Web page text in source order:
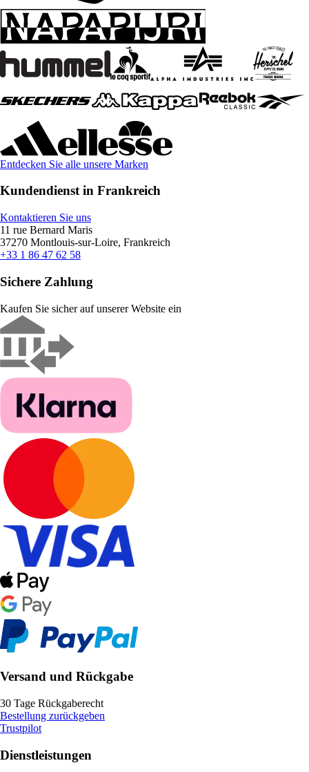
Entdecken Sie alle unsere Marken
Kundendienst in Frankreich
Kontaktieren Sie uns
11 rue Bernard Maris
37270 Montlouis-sur-Loire, Frankreich
+33 1 86 47 62 58
Sichere Zahlung
Kaufen Sie sicher auf unserer Website ein
Versand und Rückgabe
30 Tage Rückgaberecht
Bestellung zurückgeben
Trustpilot
Dienstleistungen